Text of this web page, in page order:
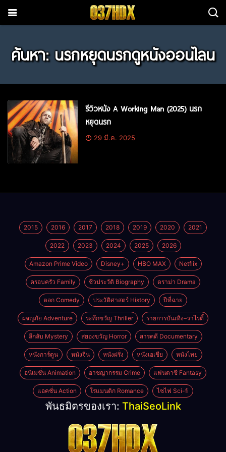
ค้นหา: นรกหยุดนรกดูหนังออนไลน
รีวิวหนัง A Working Man (2025) นรก
หยุดนรก
29 มี.ค. 2025
2015 2016 2017 2018 2019 2020 2021
2022 2023 2024 2025 2026
Amazon Prime Video Disney+ HBO MAX Netflix
ครอบครัว Family ชีวประวัติ Biography ดราม่า Drama
ตลก Comedy ประวัติศาสตร์ History ปีที่ฉาย
ผจญภัย Adventure ระทึกขวัญ Thriller รายการบันเทิง–วาไรตี้
ลึกลับ Mystery สยองขวัญ Horror สารคดี Documentary
หนังการ์ตูน หนังจีน หนังฝรั่ง หนังเอเชีย หนังไทย
อนิเมชั่น Animation อาชญากรรม Crime แฟนตาซี Fantasy
แอคชั่น Action โรแมนติก Romance ไซไฟ Sci-fi
พันธมิตรของเรา: ThaiSeoLink